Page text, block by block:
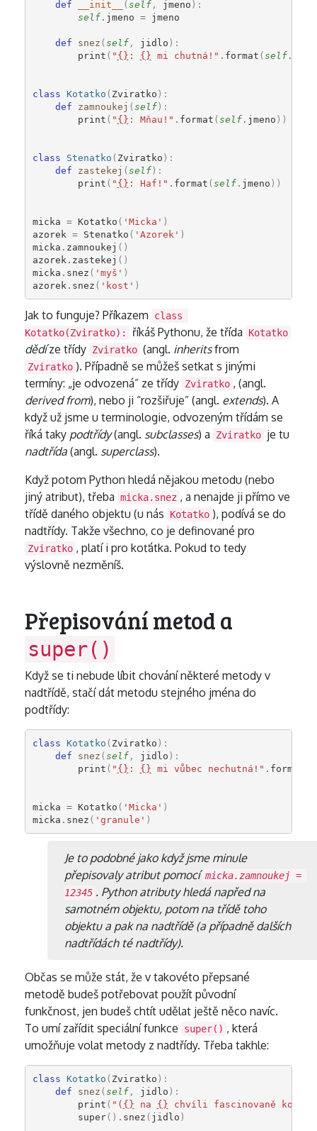
def
__init__ (self, jmeno ):
self. jmeno = jmeno
def snez (self, jidlo ):
print ( " {} : {} mi chutná!" . format (self.
class Kotatko ( Zviratko ):
def
zamnoukej (self):
print ( " {} : Mňau!" . format (self. jmeno ))
class Stenatko ( Zviratko ):
def
zastekej (self):
print ( " {} : Haf!" . format (self. jmeno ))
micka = Kotatko ( 'Micka' )
azorek = Stenatko ( 'Azorek' )
micka . zamnoukej ()
azorek . zastekej ()
micka . snez ( 'myš' )
azorek . snez ( 'kost' )
Jak to funguje? Příkazem
class
Kotatko(Zviratko):
říkáš Pythonu, že třída Kotatko
dědíze třídy Zviratko (angl. inheritsfrom
Zviratko ). Případně se můžeš setkat s jinými
termíny: „je odvozená” ze třídy Zviratko , (angl.
derived from), nebo ji “rozšiřuje” (angl. extends). A
když už jsme u terminologie, odvozeným třídám se
říká taky podtřídy(angl. subclasses) a Zviratko je tu
nadtřída (angl. superclass).
Když potom Python hledá nějakou metodu (nebo
jiný atribut), třeba micka.snez , a nenajde ji přímo ve
třídě daného objektu (u nás
Kotatko ), podívá se do
nadtřídy. Takže všechno, co je definované pro
Zviratko , platí i pro koťátka. Pokud to tedy
výslovně nezměníš.
Přepisování metod a
super()
Když se ti nebude líbit chování některé metody v
nadtřídě, stačí dát metodu stejného jména do
podtřídy:
class Kotatko ( Zviratko ):
def
snez (self, jidlo ):
print ( " {} : {} mi vůbec nechutná!" . format
micka = Kotatko ( 'Micka' )
micka . snez ( 'granule' )
Je to podobné jako když jsme minule
přepisovaly atribut pomocí micka.zamnoukej =
12345 . Python atributy hledá napřed na
samotném objektu, potom na třídě toho
objektu a pak na nadtřídě (a případně dalších
nadtřídách té nadtřídy).
Občas se může stát, že v takovéto přepsané
metodě budeš potřebovat použít původní
funkčnost, jen budeš chtít udělat ještě něco navíc.
To umí zařídit speciální funkce
super() , která
umožňuje volat metody z nadtřídy. Třeba takhle:
class Kotatko ( Zviratko ):
def
snez (self, jidlo ):
print ( "( {} na {} chvíli fascinovaně
super() . snez ( jidlo )